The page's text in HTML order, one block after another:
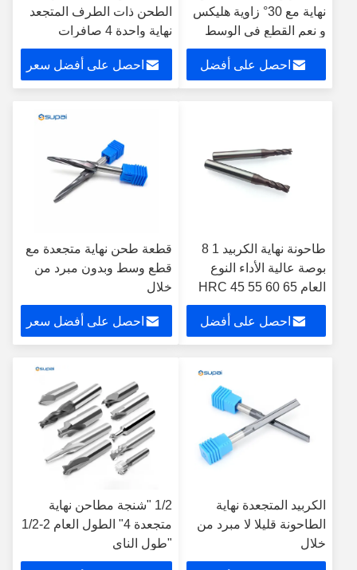
نهاية مع 30° زاوية هليكس
و نعم القطع في الوسط
احصل على أفضل
الطحن ذات الطرف المتجعد
نهاية واحدة 4 صافرات
احصل على أفضل سعر
طاحونة نهاية الكربيد 1 8
بوصة عالية الأداء النوع
العام HRC 45 55 60 65
احصل على أفضل
قطعة طحن نهاية متجعدة مع
قطع وسط وبدون مبرد من
خلال
احصل على أفضل سعر
الكربيد المتجعدة نهاية
الطاحونة قليلا لا مبرد من
خلال
1/2 "شنجة مطاحن نهاية
متجعدة 4" الطول العام 2-1/2
"طول الناي